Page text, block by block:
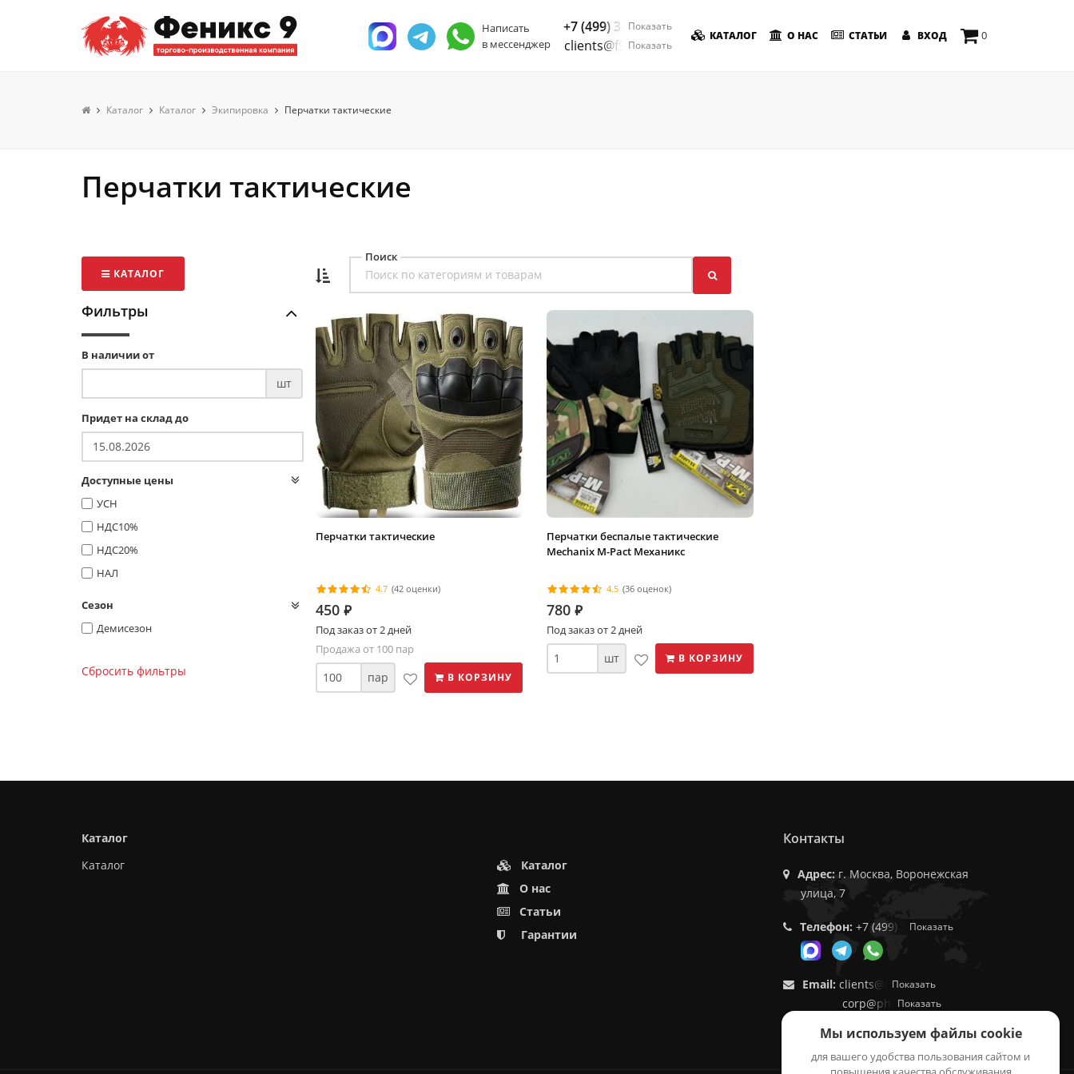
0
Написать
в мессенджер
+7 (499) 350-55-05
Показать
clients@f9.market
Показать
КАТАЛОГ О НАС СТАТЬИ ВХОД
Каталог Каталог Экипировка Перчатки тактические
Перчатки тактические
Поиск
КАТАЛОГ
Фильтры
В наличии от
шт
Придет на склад до
Доступные цены
УСН
НДС10%
НДС20%
НАЛ
Сезон
Демисезон
Сбросить фильтры
Перчатки тактические
4.7 (42 оценки)
450 ⃏
Под заказ от 2 дней
Продажа от 100 пар
пар В КОРЗИНУ
Перчатки беспалые тактические
Mechanix M-Pact Механикс
4.5 (36 оценок)
780 ⃏
Под заказ от 2 дней
шт В КОРЗИНУ
Каталог
Каталог
Каталог
О нас
Статьи
Гарантии
Контакты
Адрес:г. Москва, Воронежская
улица, 7
Телефон: +7 (499) 350-55-05
Показать
Email: clients@f9.market
Показать
corp@phoenix9.ru
Показать
Мы используем файлы cookie
для вашего удобства пользования сайтом и